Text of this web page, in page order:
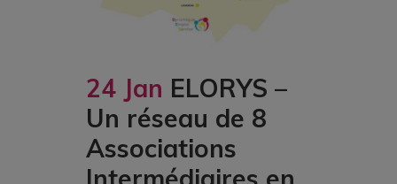
24 Jan ELORYS –
Un réseau de 8
Associations